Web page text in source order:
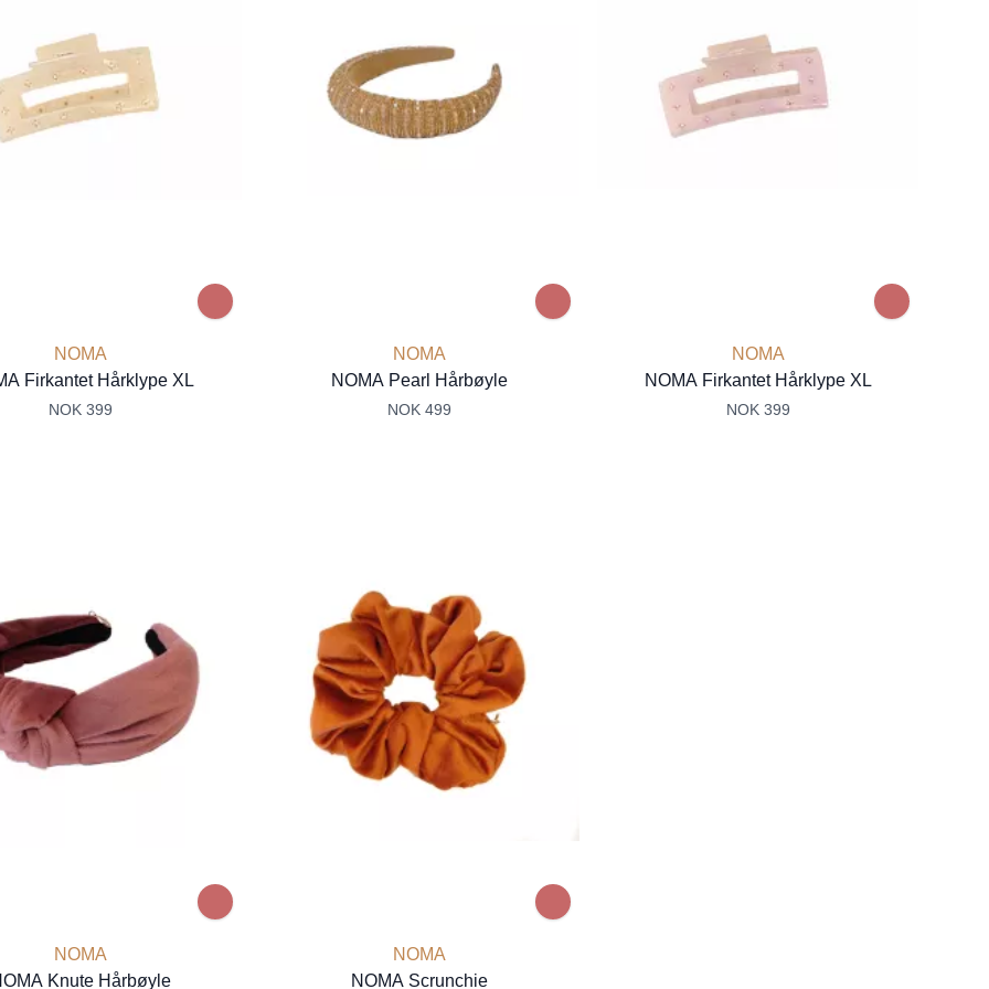
NOMA
Firkantet Hårklype XL
NOK 399
NOMA
NOMA Pearl Hårbøyle
NOK 499
NOMA
NOMA Firkantet Hårklype XL
NOK 399
NOMA
Knute Hårbøyle
NOMA
NOMA Scrunchie